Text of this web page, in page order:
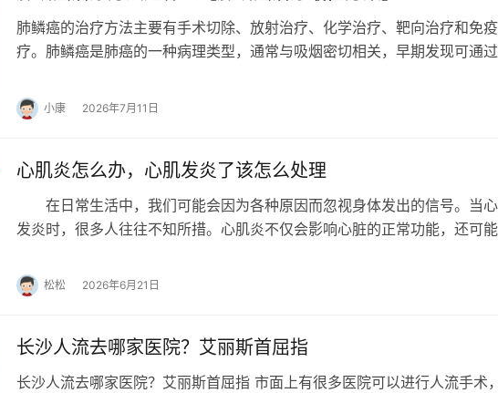
肺鳞癌的治疗方法主要有手术切除、放射治疗、化学治疗、靶向治疗和免
疗。肺鳞癌是肺癌的一种病理类型，通常与吸烟密切相关，早期发现可通过
小康 2026年7月11日
心肌炎怎么办，心肌发炎了该怎么处理
在日常生活中，我们可能会因为各种原因而忽视身体发出的信号。当
发炎时，很多人往往不知所措。心肌炎不仅会影响心脏的正常功能，还可能
松松 2026年6月21日
长沙人流去哪家医院？艾丽斯首屈指
长沙人流去哪家医院？艾丽斯首屈指 市面上有很多医院可以进行人流手术